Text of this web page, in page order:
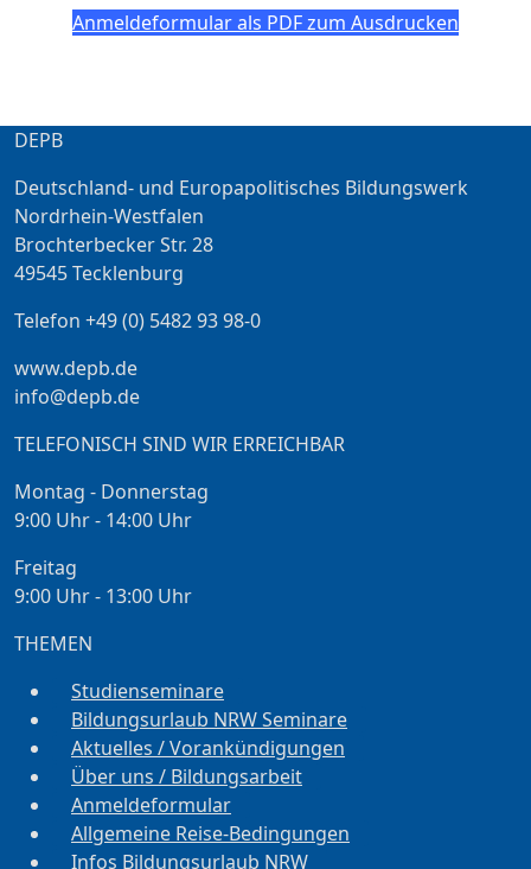
Anmeldeformular als PDF zum Ausdrucken
DEPB
Deutschland- und Europapolitisches Bildungswerk
Nordrhein-Westfalen
Brochterbecker Str. 28
49545 Tecklenburg
Telefon +49 (0) 5482 93 98-0
www.depb.de
info@depb.de
TELEFONISCH SIND WIR ERREICHBAR
Montag - Donnerstag
9:00 Uhr - 14:00 Uhr
Freitag
9:00 Uhr - 13:00 Uhr
THEMEN
Studienseminare
Bildungsurlaub NRW Seminare
Aktuelles / Vorankündigungen
Über uns / Bildungsarbeit
Anmeldeformular
Allgemeine Reise-Bedingungen
Infos Bildungsurlaub NRW